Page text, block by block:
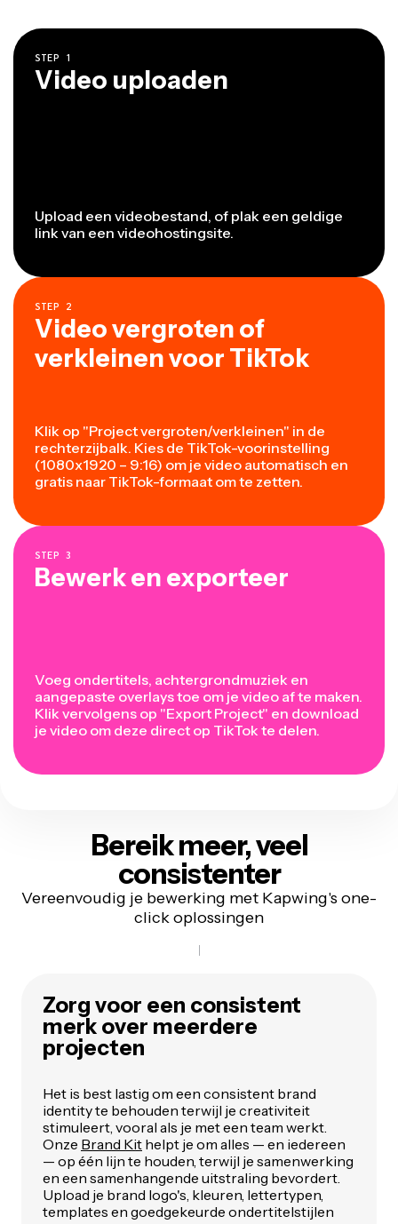
STEP 1
Video uploaden
Upload een videobestand, of plak een geldige
link van een videohostingsite.
STEP 2
Video vergroten of
verkleinen voor TikTok
Klik op "Project vergroten/verkleinen" in de
rechterzijbalk. Kies de TikTok-voorinstelling
(1080x1920 – 9:16) om je video automatisch en
gratis naar TikTok-formaat om te zetten.
STEP 3
Bewerk en exporteer
Voeg ondertitels, achtergrondmuziek en
aangepaste overlays toe om je video af te maken.
Klik vervolgens op "Export Project" en download
je video om deze direct op TikTok te delen.
Bereik meer,veel
consistenter
Vereenvoudig je bewerking met Kapwing's one-
click oplossingen
Zorg voor een consistent
merk over meerdere
projecten
Het is best lastig om een consistent brand
identity te behouden terwijl je creativiteit
stimuleert, vooral als je met een team werkt.
Onze Brand Kit helpt je om alles — en iedereen
— op één lijn te houden, terwijl je samenwerking
en een samenhangende uitstraling bevordert.
Upload je brand logo's, kleuren, lettertypen,
templates en goedgekeurde ondertitelstijlen